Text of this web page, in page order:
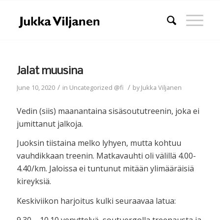
Jalat muusina
June 10, 2020 / in Uncategorized @fi / byJukka Viljanen
Vedin (siis) maanantaina sisäsoututreenin, joka ei
jumittanut jalkoja.
Juoksin tiistaina melko lyhyen, mutta kohtuu
vauhdikkaan treenin. Matkavauhti oli välillä 4.00-
4.40/km. Jaloissa ei tuntunut mitään ylimääräisiä
kireyksiä.
Keskiviikon harjoitus kulki seuraavaa latua: